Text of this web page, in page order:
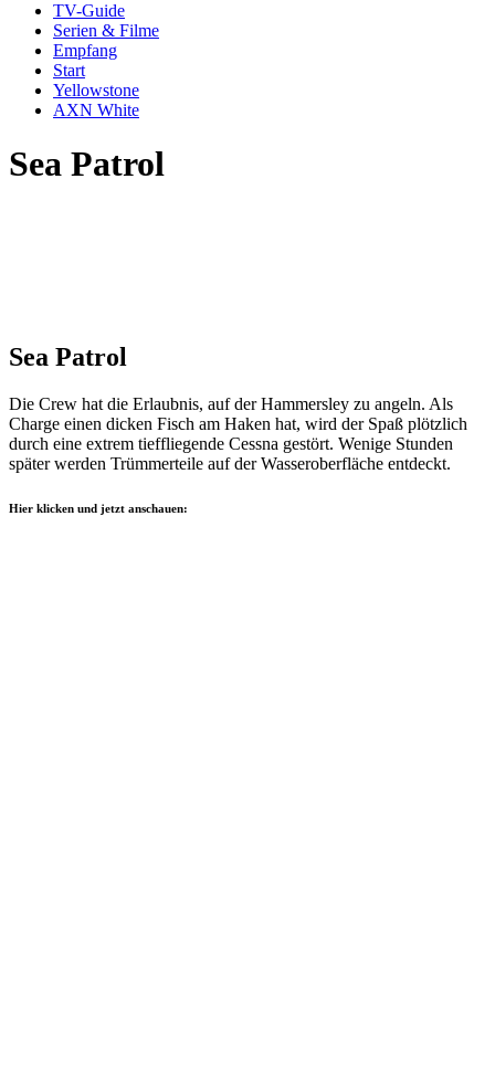
TV-Guide
Serien & Filme
Empfang
Start
Yellowstone
AXN White
Sea Patrol
Sea Patrol
Die Crew hat die Erlaubnis, auf der Hammersley zu angeln. Als
Charge einen dicken Fisch am Haken hat, wird der Spaß plötzlich
durch eine extrem tieffliegende Cessna gestört. Wenige Stunden
später werden Trümmerteile auf der Wasseroberfläche entdeckt.
Hier klicken und jetzt anschauen: